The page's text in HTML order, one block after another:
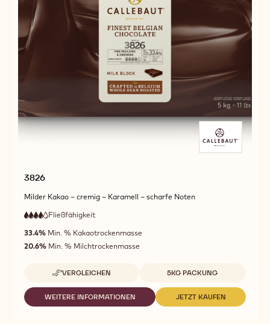
3826
Milder Kakao – cremig – Karamell – scharfe Noten
4
out
of
5
Fließfähigkeit
Fließfähigkeit
33.4% Min. % Kakaotrockenmasse
20.6% Min. % Milchtrockenmasse
VERGLEICHEN
-
3826
Verfügbare Verpackungsgrößen
5KG PACKUNG
WEITERE INFORMATIONEN
-
JETZT KAUFEN
-